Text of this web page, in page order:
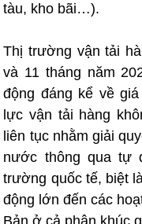
tàu, kho bãi…).
Thị trường vận tải
và 11 tháng năm
động đáng kể về
lực vận tải hàng
liên tục nhằm giải
nước thông qua tự
trường quốc tế, biệt
động lớn đến các
Bản ở cả phân khúc